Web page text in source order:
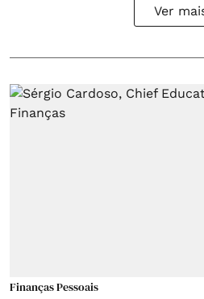
Ver
Finanças Pessoais